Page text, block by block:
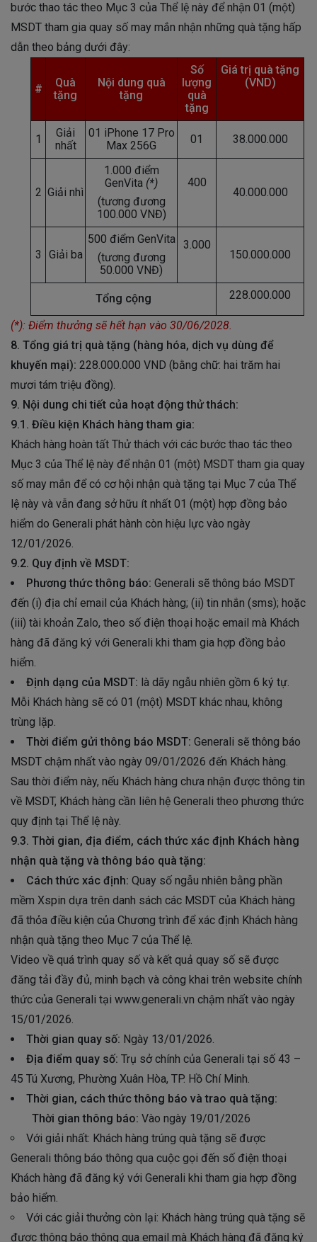
bước thao tác theo Mục 3 của Thể lệ này để nhận 01 (một)
MSDT tham gia quay số may mắn nhận những quà tặng hấp
dẫn theo bảng dưới đây:
#
Quà
tặng
Nội dung quà
tặng
Số
lượng
quà
tặng
Giá trị quà tặng
(VND)
1
Giải
nhất
01 iPhone 17 Pro
Max 256G
01 38.000.000
2 Giải nhì
1.000 điểm
GenVita (*)
(tương đương
100.000 VNĐ)
400
40.000.000
3 Giải ba
500 điểm GenVita
(tương đương
50.000 VNĐ)
3.000
150.000.000
Tổng cộng 228.000.000
(*): Điểm thưởng sẽ hết hạn vào 30/06/2028.
8. Tổng giá trị quà tặng (hàng hóa, dịch vụ dùng để
khuyến mại): 228.000.000 VND (bằng chữ: hai trăm hai
mươi tám triệu đồng).
9. Nội dung chi tiết của hoạt động thử thách:
9.1. Điều kiện Khách hàng tham gia:
Khách hàng hoàn tất Thử thách với các bước thao tác theo
Mục 3 của Thể lệ này để nhận 01 (một) MSDT tham gia quay
số may mắn để có cơ hội nhận quà tặng tại Mục 7 của Thể
lệ này và vẫn đang sở hữu ít nhất 01 (một) hợp đồng bảo
hiểm do Generali phát hành còn hiệu lực vào ngày
12/01/2026.
9.2. Quy định về MSDT:
Phương thức thông báo: Generali sẽ thông báo MSDT
đến (i) địa chỉ email của Khách hàng; (ii) tin nhắn (sms); hoặc
(iii) tài khoản Zalo, theo số điện thoại hoặc email mà Khách
hàng đã đăng ký với Generali khi tham gia hợp đồng bảo
hiểm.
Định dạng của MSDT: là dãy ngẫu nhiên gồm 6 ký tự.
Mỗi Khách hàng sẽ có 01 (một) MSDT khác nhau, không
trùng lặp.
Thời điểm gửi thông báo MSDT: Generali sẽ thông báo
MSDT chậm nhất vào ngày 09/01/2026 đến Khách hàng.
Sau thời điểm này, nếu Khách hàng chưa nhận được thông tin
về MSDT, Khách hàng cần liên hệ Generali theo phương thức
quy định tại Thể lệ này.
9.3. Thời gian, địa điểm, cách thức xác định Khách hàng
nhận quà tặng và thông báo quà tặng:
Cách thức xác định: Quay số ngẫu nhiên bằng phần
mềm Xspin dựa trên danh sách các MSDT của Khách hàng
đã thỏa điều kiện của Chương trình để xác định Khách hàng
nhận quà tặng theo Mục 7 của Thể lệ.
Video về quá trình quay số và kết quả quay số sẽ được
đăng tải đầy đủ, minh bạch và công khai trên website chính
thức của Generali tại www.generali.vn chậm nhất vào ngày
15/01/2026.
Thời gian quay số: Ngày 13/01/2026.
Địa điểm quay số: Trụ sở chính của Generali tại số 43 –
45 Tú Xương, Phường Xuân Hòa, TP. Hồ Chí Minh.
Thời gian, cách thức thông báo và trao quà tặng:
Thời gian thông báo: Vào ngày 19/01/2026
Với giải nhất: Khách hàng trúng quà tặng sẽ được
Generali thông báo thông qua cuộc gọi đến số điện thoại
Khách hàng đã đăng ký với Generali khi tham gia hợp đồng
bảo hiểm.
Với các giải thưởng còn lại: Khách hàng trúng quà tặng sẽ
được thông báo thông qua email mà Khách hàng đã đăng ký